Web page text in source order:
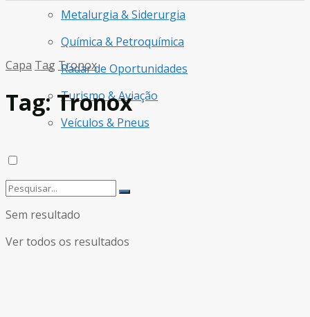
Metalurgia & Siderurgia
Química & Petroquímica
Radar de Oportunidades
Turismo & Aviação
Veículos & Pneus
Sem resultado
Ver todos os resultados
Capa Tag Tronox
Tag:Tronox